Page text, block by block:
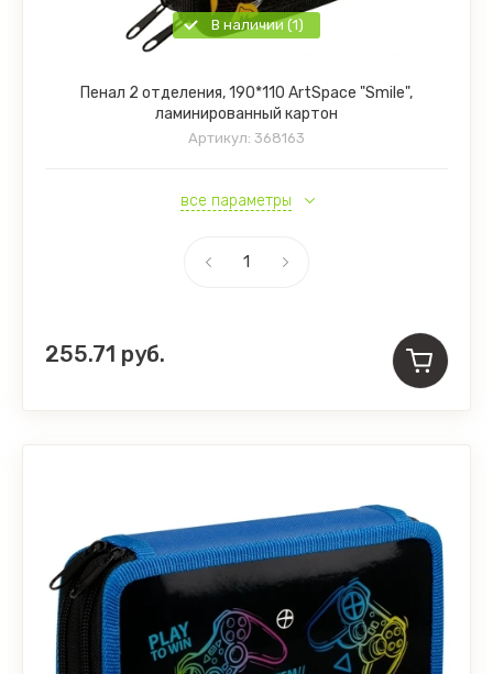
В наличии (1)
Пенал 2 отделения, 190*110 ArtSpace "Smile",
ламинированный картон
Артикул: 368163
все параметры
255.71 руб.